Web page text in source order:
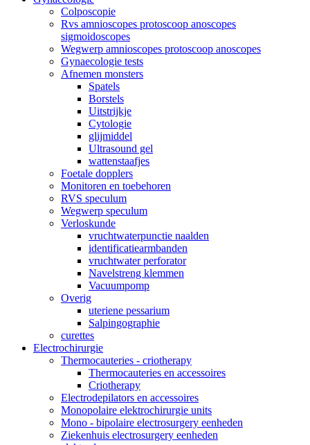
Colposcopie
Rvs amnioscopes protoscoop anoscopes
sigmoidoscopes
Wegwerp amnioscopes protoscoop anoscopes
Gynaecologie tests
Afnemen monsters
Spatels
Borstels
Uitstrijkje
Cytologie
glijmiddel
Ultrasound gel
wattenstaafjes
Foetale dopplers
Monitoren en toebehoren
RVS speculum
Wegwerp speculum
Verloskunde
vruchtwaterpunctie naalden
identificatiearmbanden
vruchtwater perforator
Navelstreng klemmen
Vacuumpomp
Overig
uteriene pessarium
Salpingographie
curettes
Electrochirurgie
Thermocauteries - criotherapy
Thermocauteries en accessoires
Criotherapy
Electrodepilators en accessoires
Monopolaire elektrochirurgie units
Mono - bipolaire electrosurgery eenheden
Ziekenhuis electrosurgery eenheden